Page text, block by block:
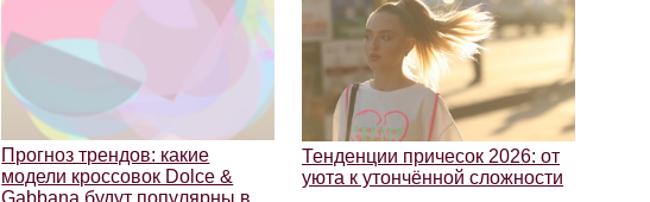
Прогноз трендов: какие
модели кроссовок Dolce &
Тенденции причесок 2026: от
уюта к утончённой сложности